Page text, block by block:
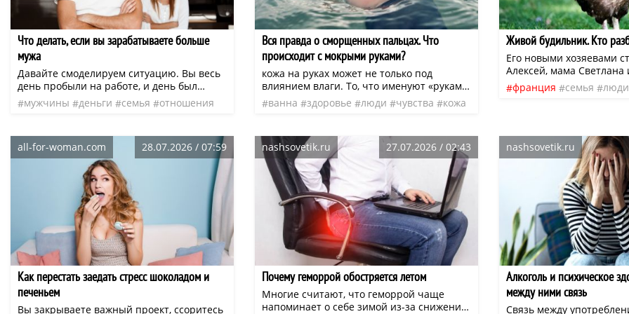
Что делать, если вы зарабатываете больше
мужа
Давайте смоделируем ситуацию. Вы весь
день пробыли на работе, и день был
очень продуктивным. Возможно, вас
утвердили на руководящую должность
должны радоваться, но есть проблема —
как сообщить об этом триумфе мужу,
который зарабатывает намного меньше?
Насколько сильно подобная новость
подточит его самооценку? Конечно, шила
в мешке не утаишь, и вечером вы
сообщаете ему о повышении, но вместо
искренней радостности натыкаетесь на
вежливую, но натянутую улыбку. В
любящей семье такого быть не должно, но
если мужчина не радуется за ваши
успехи, это не всегда значит, что он вас
не любит.
мужчины деньги семья
отношения
Вся правда о сморщенных пальцах. Что
происходит с мокрыми руками?
кожа на руках может не только под
влиянием влаги. То, что именуют «руками
прачки», наблюдается и у персон,
которые не только не наслаждались
самой несчастной труженицы над
корытом. Деформация кожи возникает
при сильном обезвоживании, например,
при холере, а то и может быть
посмертным изменением.
ванна здоровье люди чувства
кожа
​Живой будильник. Кто
Его новыми хозяевами
Алексей, мама Светлана
девятилетний сын
Светлана были людьми
рынке не абы кого, а
пару курочек-пеструшек.
франция семья люди
all-for-woman.com 28.07.2026 / 07:59
Как перестать заедать стресс шоколадом и
печеньем
Вы закрываете важный проект, ссоритесь
nashsovetik.ru 27.07.2026 / 02:43
Почему геморрой обостряется летом
Многие считают, что геморрой чаще
напоминает о себе зимой из-за снижения
nashsovetik.ru
Алкоголь и психическое
между ними связь
Связь между